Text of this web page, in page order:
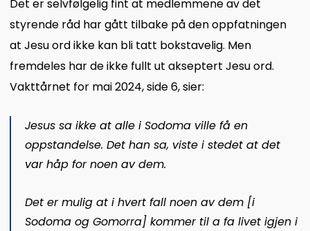
Det er selvfølgelig fint at medlemmene av det
styrende råd har gått tilbake på den oppfatningen
at Jesu ord ikke kan bli tatt bokstavelig. Men
fremdeles har de ikke fullt ut akseptert Jesu ord.
Vakttårnet for mai 2024, side 6, sier:
Jesus sa ikke at alle i Sodoma ville få en
oppstandelse. Det han sa, viste i stedet at det
var håp for noen av dem.
Det er mulig at i hvert fall noen av dem [i
Sodoma og Gomorra] kommer til a fa livet igjen i